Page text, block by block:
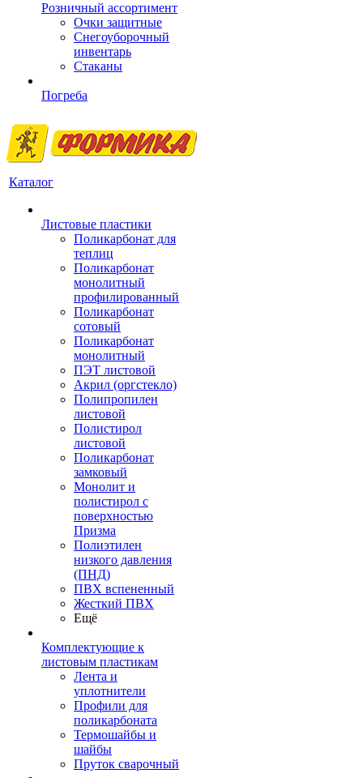
Розничный ассортимент
Очки защитные
Снегоуборочный
инвентарь
Стаканы
Погреба
Каталог
Листовые пластики
Поликарбонат для
теплиц
Поликарбонат
монолитный
профилированный
Поликарбонат
сотовый
Поликарбонат
монолитный
ПЭТ листовой
Акрил (оргстекло)
Полипропилен
листовой
Полистирол
листовой
Поликарбонат
замковый
Монолит и
полистирол с
поверхностью
Призма
Полиэтилен
низкого давления
(ПНД)
ПВХ вспененный
Жесткий ПВХ
Ещё
Комплектующие к
листовым пластикам
Лента и
уплотнители
Профили для
поликарбоната
Термошайбы и
шайбы
Пруток сварочный